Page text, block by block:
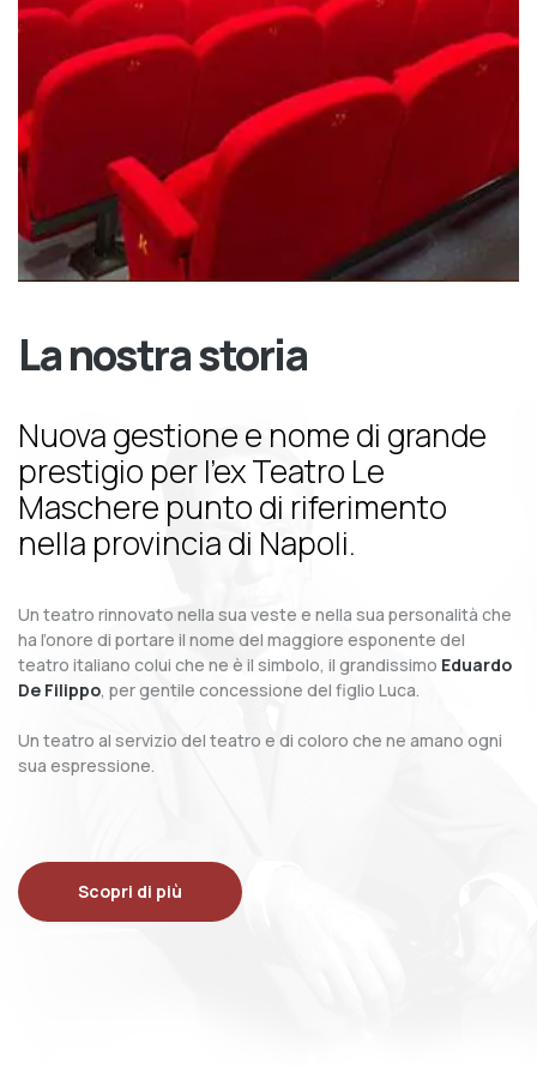
La nostra storia
Nuova gestione e nome di grande
prestigio per l’ex Teatro Le
Maschere punto di riferimento
nella provincia di Napoli.
Un teatro rinnovato nella sua veste e nella sua personalità che
ha l’onore di portare il nome del maggiore esponente del
teatro italiano colui che ne è il simbolo, il grandissimo Eduardo
De Filippo, per gentile concessione del figlio Luca.
Un teatro al servizio del teatro e di coloro che ne amano ogni
sua espressione.
Scopri di più